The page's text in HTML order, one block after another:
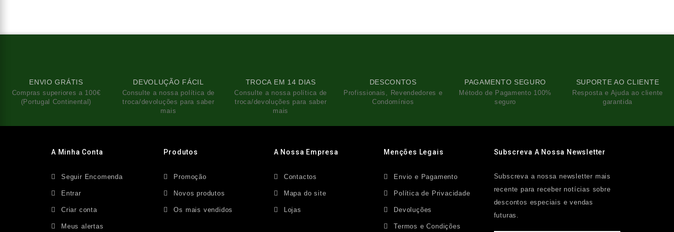
ENVIO GRÁTIS
Compras superiores a 100€
(Portugal Continental)
DEVOLUÇÃO FÁCIL
Consulte a nossa política de
troca/devoluções para saber
mais
TROCA EM 14 DIAS
Consulte a nossa política de
troca/devoluções para saber
mais
DESCONTOS
Profissionais, Revendedores e
Condomínios
PAGAMENTO SEGURO
Método de Pagamento 100%
seguro
SUPORTE AO CLIENTE
Resposta e Ajuda ao cliente
garantida
A Minha Conta
Seguir Encomenda
Entrar
Criar conta
Meus alertas
Produtos
Promoção
Novos produtos
Os mais vendidos
A Nossa Empresa
Contactos
Mapa do site
Lojas
Menções Legais
Envio e Pagamento
Política de Privacidade
Devoluções
Termos e Condições
Subscreva A Nossa Newsletter
Subscreva a nossa newsletter mais
recente para receber notícias sobre
descontos especiais e vendas
futuras.